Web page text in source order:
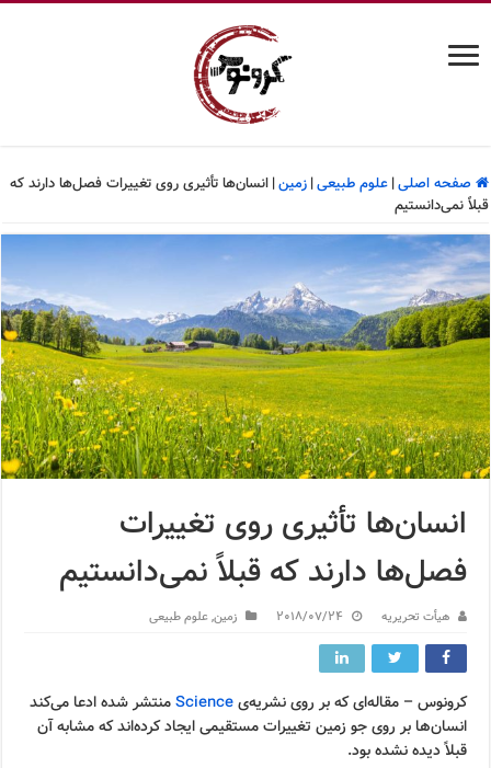
صفحه اصلی| علوم طبیعی| زمین| انسان‌ها تأثیری روی تغییرات فصل‌ها دارند که
قبلاً نمی‌دانستیم
انسان‌ها تأثیری روی تغییرات
فصل‌ها دارند که قبلاً نمی‌دانستیم
هیأت تحریریه 2018/07/24 زمین,علوم طبیعی
کرونوس – مقاله‌ای که بر روی نشریه‌یScienceمنتشر شده ادعا می‌کند
انسان‌ها بر روی جو زمین تغییرات مستقیمی ایجاد کرده‌اند که مشابه آن
قبلاً دیده نشده بود.